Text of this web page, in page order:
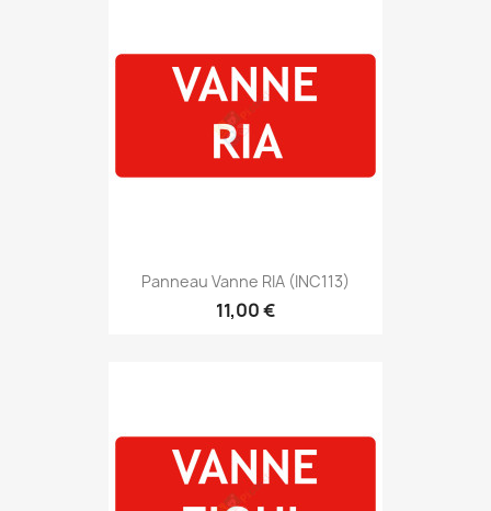
Panneau Vanne RIA (INC113)
11,00 €